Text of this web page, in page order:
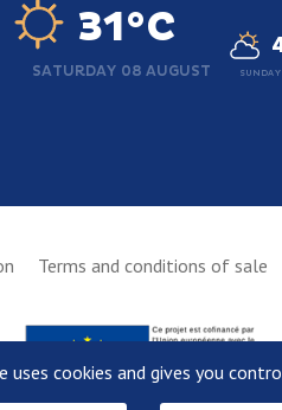
31°C
SATURDAY 08 AUGUST SUNDAY
Terms and conditions of sale
uses cookies and gives you